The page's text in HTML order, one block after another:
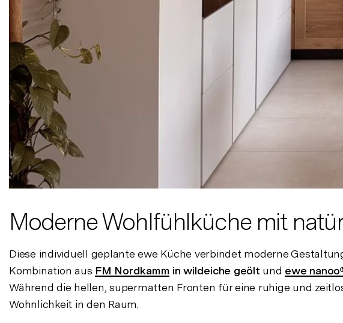
Moderne Wohlfühlküche mit
Diese individuell geplante ewe Küche verbindet moderne
Kombination aus FM Nordkamm in wildeiche geölt und ewe
Während die hellen, supermatten Fronten für eine ruhige und
Wohnlichkeit in den Raum.